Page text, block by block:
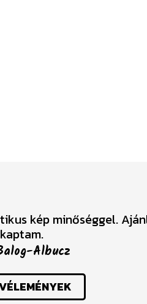
kép minőséggel.
Albucz